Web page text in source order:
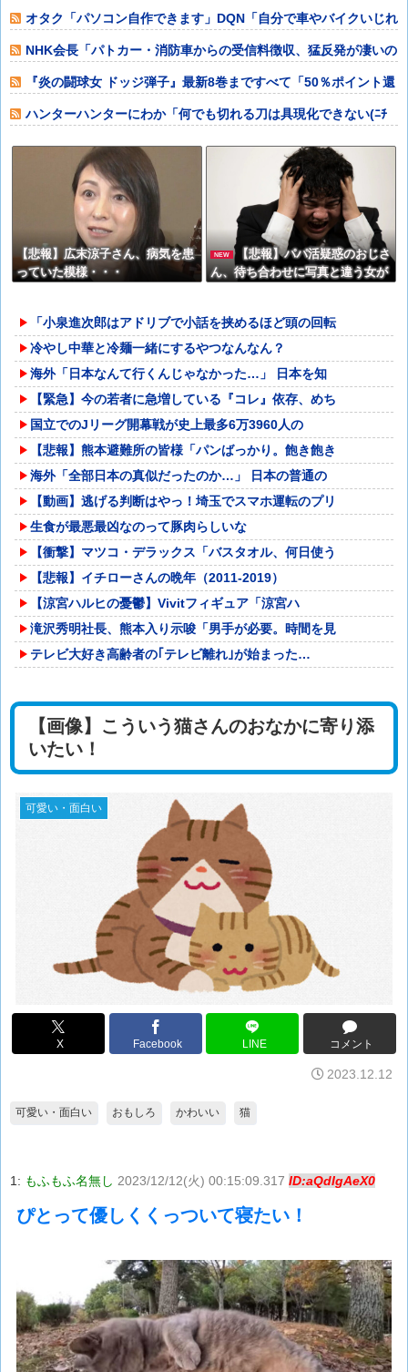
訴える市民団体
オタク「パソコン自作できます」DQN「自分で車やバイクいじれ
ます」他
NHK会長「パトカー・消防車からの受信料徴収、猛反発が凄いの
で検討し直し
『炎の闘球女 ドッジ弾子』最新8巻まですべて「50％ポイント還
ハンターハンターにわか「何でも切れる刀は具現化できない(ﾆﾁ
【悲報】広末涼子さん、病気を患
っていた模様・・・
NEW
【悲報】パパ活疑惑のおじさ
ん、待ち合わせに写真と違う女が
ところを激写されてしまう…
「小泉進次郎はアドリブで小話を挟めるほど頭の回転
冷やし中華と冷麺一緒にするやつなんなん？
海外「日本なんて行くんじゃなかった…」 日本を知
【緊急】今の若者に急増している『コレ』依存、めち
国立でのJリーグ開幕戦が史上最多6万3960人の
【悲報】熊本避難所の皆様「パンばっかり。飽き飽き
海外「全部日本の真似だったのか…」 日本の普通の
【動画】逃げる判断はやっ！埼玉でスマホ運転のプリ
生食が最悪最凶なのって豚肉らしいな
【衝撃】マツコ・デラックス「バスタオル、何日使う
【悲報】イチローさんの晩年（2011-2019）
【涼宮ハルヒの憂鬱】Vivitフィギュア「涼宮ハ
滝沢秀明社長、熊本入り示唆「男手が必要。時間を見
テレビ大好き高齢者の｢テレビ離れ｣が始まった…
【画像】こういう猫さんのおなかに寄り添
いたい！
可愛い・面白い
X Facebook LINE コメント
2023.12.12
可愛い・面白い おもしろ かわいい 猫
1: もふもふ名無し 2023/12/12(火) 00:15:09.317 ID:aQdIgAeX0
ぴとって優しくくっついて寝たい！